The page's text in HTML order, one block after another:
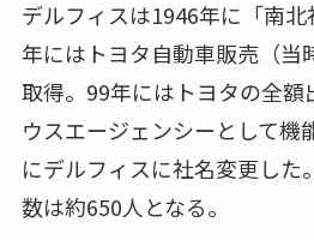
デルフィスは1946年に「南
年にはトヨタ自動車販売（当
取得。99年にはトヨタの全額
ウスエージェンシーとして機
にデルフィスに社名変更した
数は約650人となる。